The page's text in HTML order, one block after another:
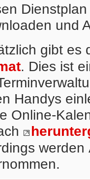
und
gibt es
. Dies ist
Handys
Online-